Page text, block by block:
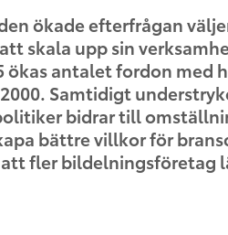
ökade efterfrågan
att skala upp sin
ökas antalet fordon med
Samtidigt
bidrar till
bättre villkor för
fler bildelningsföretag